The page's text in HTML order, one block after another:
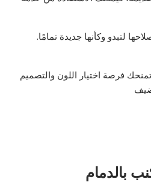
لتبدو وكأنها جديدة تمامًا.
فرصة اختيار اللون والتصميم
بالدمام